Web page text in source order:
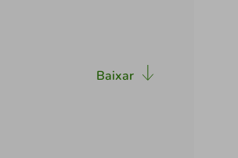
Baixar